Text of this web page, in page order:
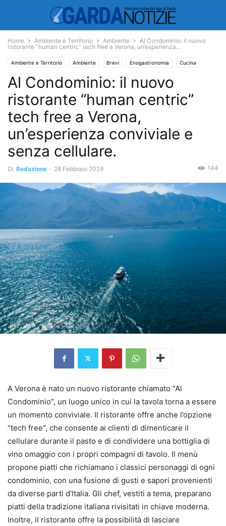
Home Ambiente e Territorio Ambiente
Al Condominio: il nuovo
ristorante “human centric” tech free a Verona, un’esperienza...
Ambiente e Territorio Ambiente Brevi Enogastronomia Cucina
Al Condominio: il nuovo
ristorante “human centric”
tech free a Verona,
un’esperienza conviviale e
senza cellulare.
Di Redazione - 28 Febbraio 2024 144
A Verona è nato un nuovo ristorante chiamato “Al
Condominio”, un luogo unico in cui la tavola torna a essere
un momento conviviale. Il ristorante offre anche l’opzione
“tech free”, che consente ai clienti di dimenticare il
cellulare durante il pasto e di condividere una bottiglia di
vino omaggio con i propri compagni di tavolo. Il menù
propone piatti che richiamano i classici personaggi di ogni
condominio, con una fusione di gusti e sapori provenienti
da diverse parti d’Italia. Gli chef, vestiti a tema, preparano
piatti della tradizione italiana rivisitati in chiave moderna.
Inoltre, il ristorante offre la possibilità di lasciare